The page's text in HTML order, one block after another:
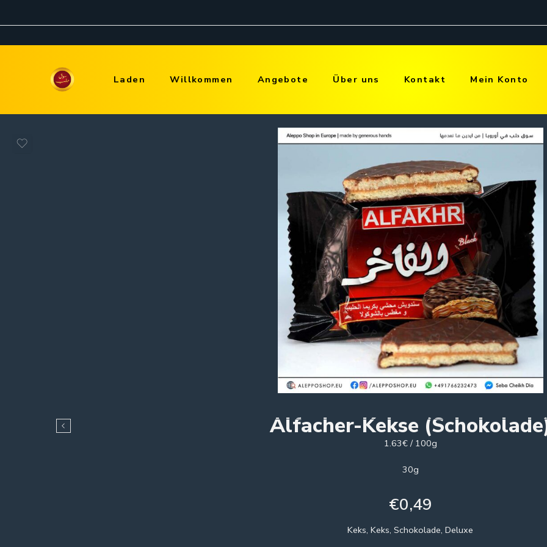
Laden Willkommen Angebote Über uns Kontakt Mein Konto
Alfacher-Kekse
1.63€ / 100g
30g
€0,49
Keks, Keks, Schokolade, Deluxe